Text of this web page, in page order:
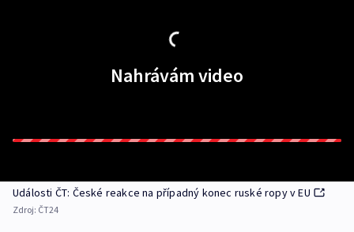
Nahrávám video
Události ČT: České reakce na případný konec ruské ropy v EU
Zdroj: ČT24